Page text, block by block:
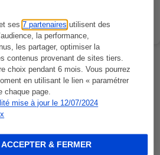
ses7 partenaires utilisent des
la performance,
les partager, optimiser la
contenus provenant de sites tiers.
choix pendant 6 mois. Vous pourrez
en utilisant le lien « paramétrer
chaque page.
mise à jour le 12/07/2024
& FERMER